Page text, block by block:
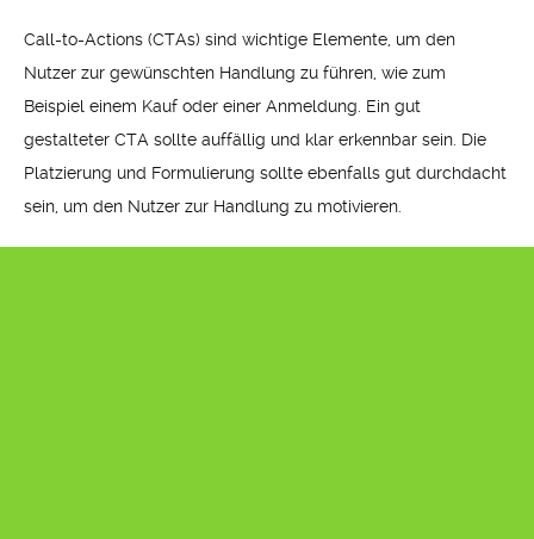
Call-to-Actions (CTAs) sind wichtige Elemente, um den
Nutzer zur gewünschten Handlung zu führen, wie zum
Beispiel einem Kauf oder einer Anmeldung. Ein gut
gestalteter CTA sollte auffällig und klar erkennbar sein. Die
Platzierung und Formulierung sollte ebenfalls gut durchdacht
sein, um den Nutzer zur Handlung zu motivieren.